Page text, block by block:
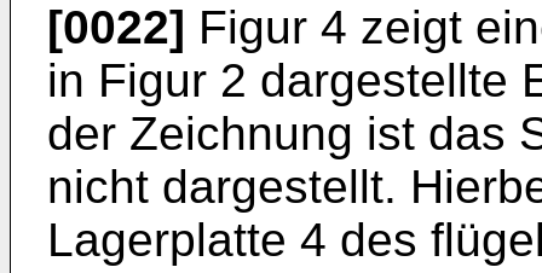
[0022] Figur 4 zeigt
in Figur 2 dargestellte
der Zeichnung ist das
nicht dargestellt.
Lagerplatte 4 des